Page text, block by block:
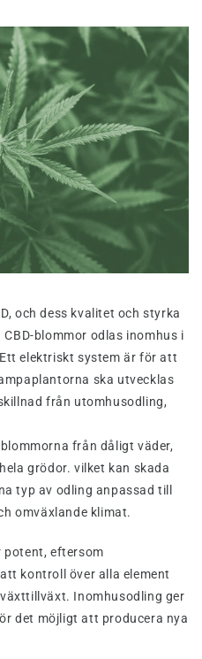
och dess kvalitet och styrka
blommor odlas inomhus i
elektriskt system är för att
ska utvecklas
från utomhusodling,
från dåligt väder,
grödor. vilket kan skada
typ av odling anpassad till
omväxlande klimat.
potent, eftersom
kontroll över alla element
Inomhusodling ger
det möjligt att producera nya